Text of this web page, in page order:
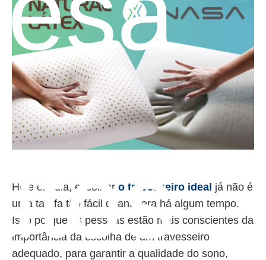
Hoje em dia, escolher o travesseiro ideal já não é
uma tarefa tão fácil quanto era há algum tempo.
Isso porque as pessoas estão mais conscientes da
importância da escolha de um travesseiro
adequado, para garantir a qualidade do sono,